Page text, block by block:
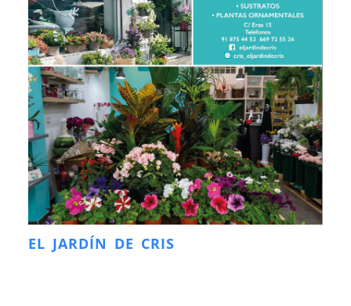
EL JARDÍN DE CRIS